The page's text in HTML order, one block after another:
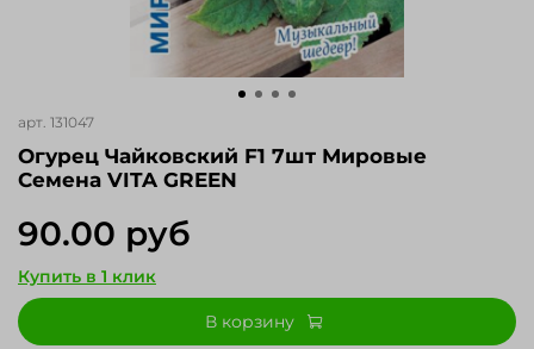
арт. 131047
Огурец Чайковский F1 7шт Мировые
Семена VITA GREEN
90.00 руб
Купить в 1 клик
В корзину